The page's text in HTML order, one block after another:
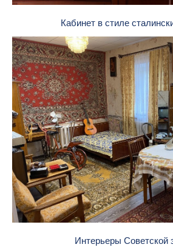
Кабинет в стиле
Интерьеры Советской